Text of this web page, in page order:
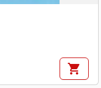
shopping_cart